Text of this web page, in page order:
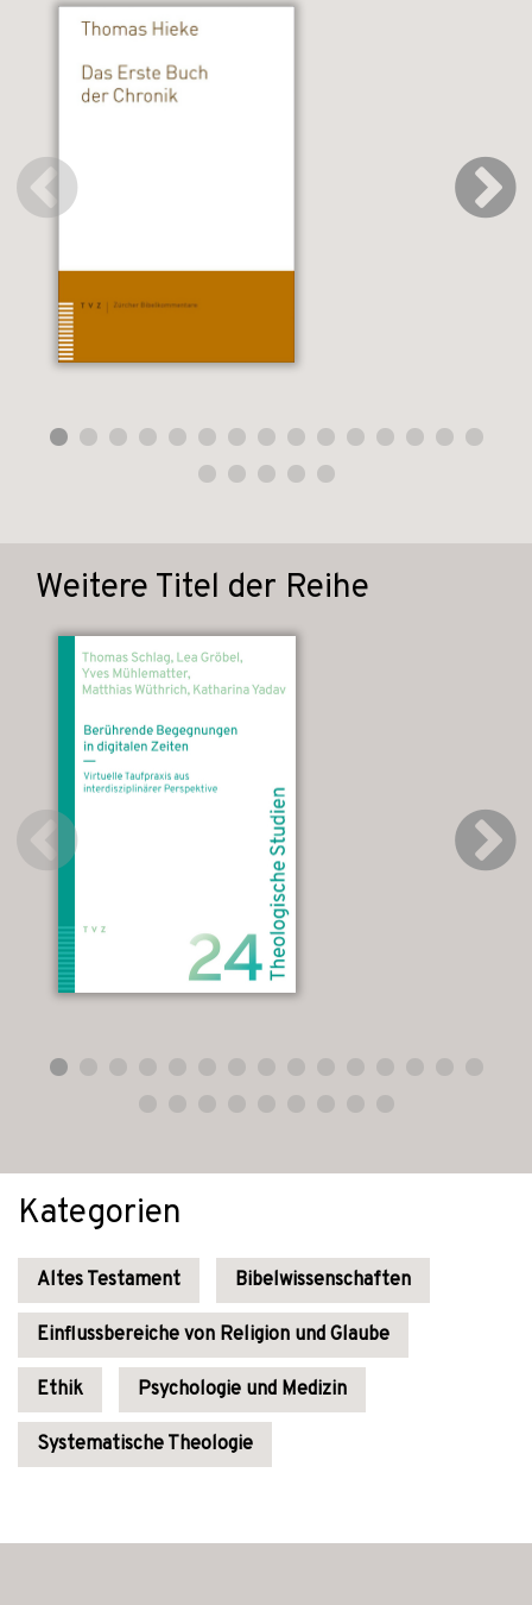
Weitere Titel der Reihe
Kategorien
Altes Testament Bibelwissenschaften
Einflussbereiche von Religion und Glaube
Ethik Psychologie und Medizin
Systematische Theologie